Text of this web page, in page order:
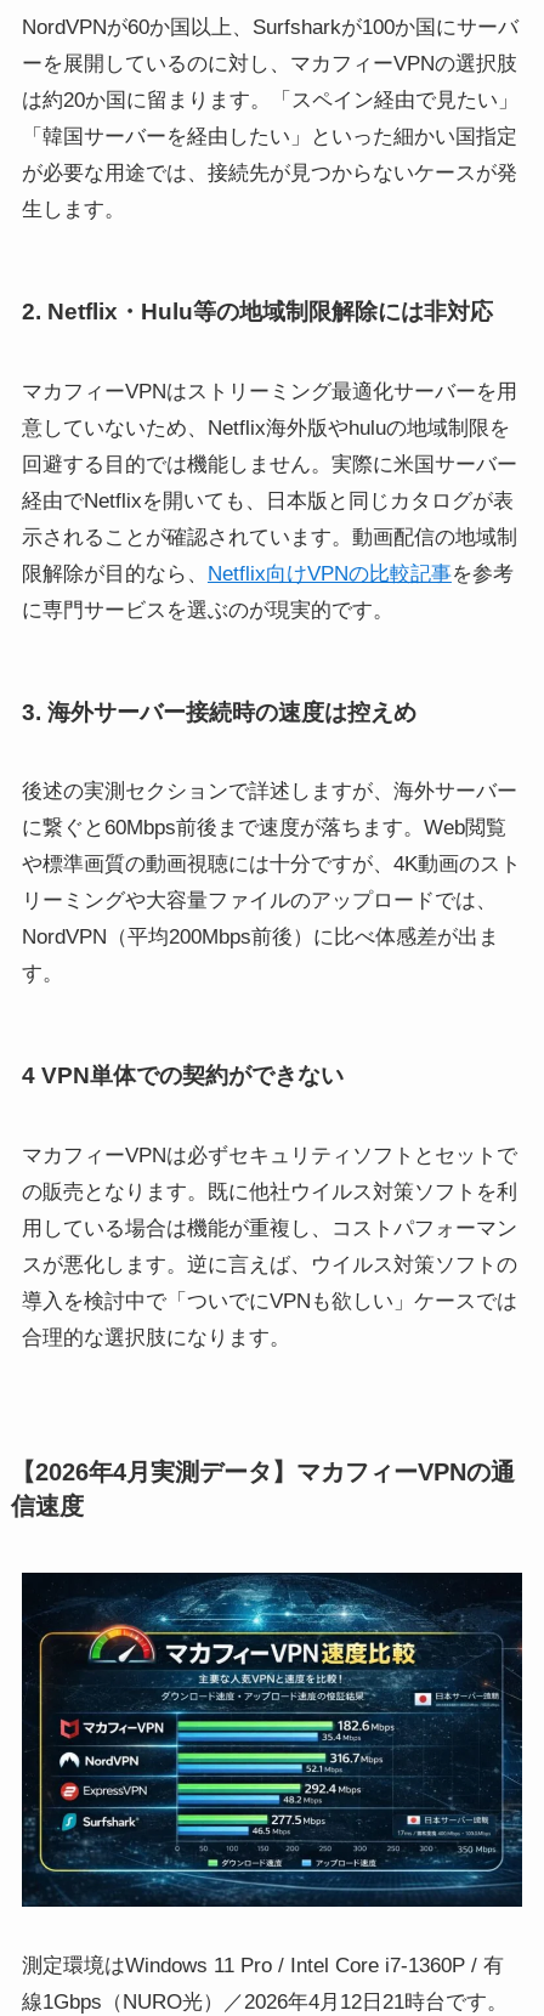
NordVPNが60か国以上、Surfsharkが100か国にサーバ
ーを展開しているのに対し、マカフィーVPNの選択肢
は約20か国に留まります。「スペイン経由で見たい」
「韓国サーバーを経由したい」といった細かい国指定
が必要な用途では、接続先が見つからないケースが発
生します。
2. Netflix・Hulu等の地域制限解除には非対応
マカフィーVPNはストリーミング最適化サーバーを用
意していないため、Netflix海外版やhuluの地域制限を
回避する目的では機能しません。実際に米国サーバー
経由でNetflixを開いても、日本版と同じカタログが表
示されることが確認されています。動画配信の地域制
限解除が目的なら、 Netflix向けVPNの比較記事を参考
に専門サービスを選ぶのが現実的です。
3. 海外サーバー接続時の速度は控えめ
後述の実測セクションで詳述しますが、海外サーバー
に繋ぐと60Mbps前後まで速度が落ちます。Web閲覧
や標準画質の動画視聴には十分ですが、4K動画のスト
リーミングや大容量ファイルのアップロードでは、
NordVPN（平均200Mbps前後）に比べ体感差が出ま
す。
4 VPN単体での契約ができない
マカフィーVPNは必ずセキュリティソフトとセットで
の販売となります。既に他社ウイルス対策ソフトを利
用している場合は機能が重複し、コストパフォーマン
スが悪化します。逆に言えば、ウイルス対策ソフトの
導入を検討中で「ついでにVPNも欲しい」ケースでは
合理的な選択肢になります。
【2026年4月実測データ】マカフィーVPNの通
信速度
測定環境はWindows 11 Pro / Intel Core i7-1360P / 有
線1Gbps（NURO光）／2026年4月12日21時台です。